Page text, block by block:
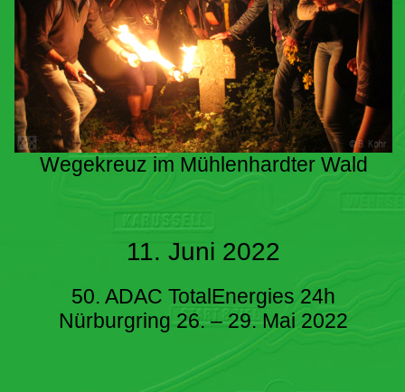
Wegekreuz im Mühlenhardter Wald
11. Juni 2022
50. ADAC TotalEnergies 24h
Nürburgring 26. – 29. Mai 2022